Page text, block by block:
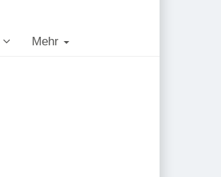
Mehr